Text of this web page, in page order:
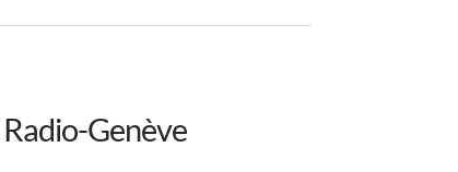
Genève